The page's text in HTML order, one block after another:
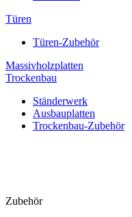
Türen
Türen-Zubehör
Massivholzplatten
Trockenbau
Ständerwerk
Ausbauplatten
Trockenbau-Zubehör
Zubehör